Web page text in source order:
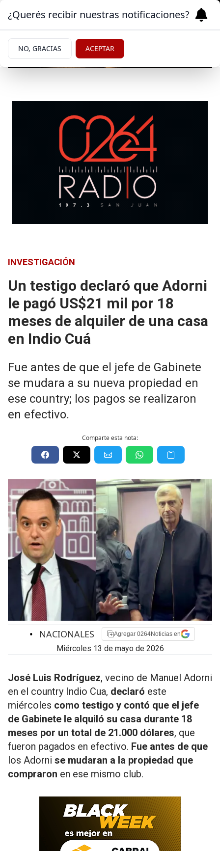
INVESTIGACIÓN
Un testigo declaró que Adorni
le pagó US$21 mil por 18
meses de alquiler de una casa
en Indio Cuá
Fue antes de que el jefe de Gabinete
se mudara a su nueva propiedad en
ese country; los pagos se realizaron
en efectivo.
Comparte esta nota:
• NACIONALES Agregar 0264Noticias en
miércoles 13 de mayo de 2026
José Luis Rodríguez, vecino de Manuel Adorni
en el country Indio Cua, declaró este
miércoles como testigo y contó que el jefe
de Gabinete le alquiló su casa durante 18
meses por un total de 21.000 dólares, que
fueron pagados en efectivo. Fue antes de que
los Adorni se mudaran a la propiedad que
compraron en ese mismo club.
¿Querés recibir nuestras notificaciones?
NO, GRACIAS ACEPTAR